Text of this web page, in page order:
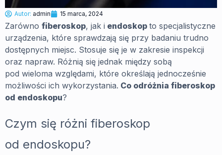
Autor: admin 15 marca, 2024
Zarówno fiberoskop, jak i endoskop to specjalistyczne
urządzenia, które sprawdzają się przy badaniu trudno
dostępnych miejsc. Stosuje się je w zakresie inspekcji
oraz napraw. Różnią się jednak między sobą
pod wieloma względami, które określają jednocześnie
możliwości ich wykorzystania. Co odróżnia fiberoskop
od endoskopu?
Czym się różni fiberoskop
od endoskopu?